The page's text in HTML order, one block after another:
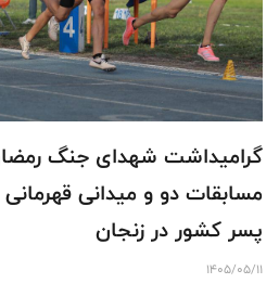
گرامیداشت شهدای جنگ
مسابقات دو و میدانی
پسر کشور در زنجان
1405/05/11